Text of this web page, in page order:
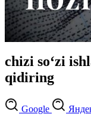
chizi so‘zi
qidiring
Google